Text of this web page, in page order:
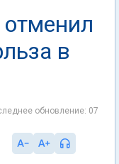
в
обновление: 07